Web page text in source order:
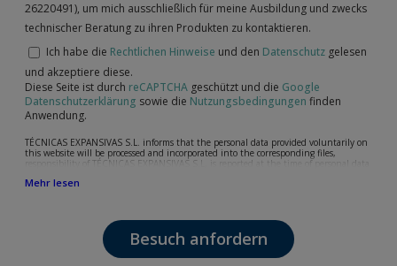
26220491), um mich ausschließlich für meine Ausbildung und zwecks
technischer Beratung zu ihren Produkten zu kontaktieren.
Ich habe die Rechtlichen Hinweise und den Datenschutz gelesen
und akzeptiere diese.
Diese Seite ist durch reCAPTCHA geschützt und die Google
Datenschutzerklärung sowie die Nutzungsbedingungen finden
Anwendung.
TÉCNICAS EXPANSIVAS S.L. informs that the personal data provided voluntarily on
this website will be processed and incorporated into the corresponding files,
responsibility of TÉCNICAS EXPANSIVAS S.L, is reported at the time of personal data
following: attention to your referred request, complaint or question, established
The data in our files are strictly confidential and shall be treated with the utmost
confidentiality and shall comply with all the requirements provided for the General
Data Protection Regulation (GDPR) 2016.
Mehr lesen
Besuch anfordern